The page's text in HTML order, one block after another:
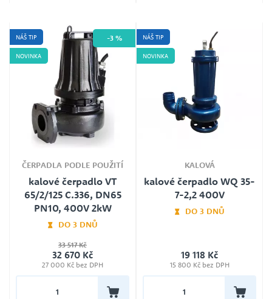
NÁŠ TIP
NOVINKA
-3 %
ČERPADLA PODLE POUŽITÍ
kalové čerpadlo VT
65/2/125 C.336, DN65
PN10, 400V 2kW
DO 3 DNŮ
33 517 Kč
32 670 Kč
27 000 Kč bez DPH
NÁŠ TIP
NOVINKA
KALOVÁ
kalové čerpadlo WQ 35-
7-2,2 400V
DO 3 DNŮ
Délka kabelu
10 m
19 118 Kč
15 800 Kč bez DPH